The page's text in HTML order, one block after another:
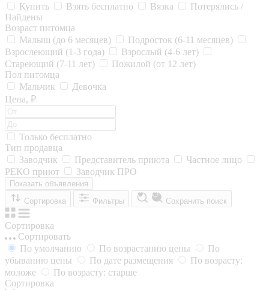
Купить
Взять бесплатно Вязка
Потерялись /
Найдены
Возраст питомца
Малыш (до 6 месяцев)
Подросток (6-11 месяцев)
Взрослеющий (1-3 года)
Взрослый (4-6 лет)
Стареющий (7-11 лет)
Пожилой (от 12 лет)
Пол питомца
Мальчик
Девочка
Цена, ₽
Только бесплатно
Тип продавца
Заводчик
Представитель приюта
Частное лицо
РЕКО приют
Заводчик ПРО
Показать объявления
Сортировка
Фильтры Сохранить поиск
Сортировка
Сортировать
По умолчанию
По возрастанию цены
По
убыванию цены
По дате размещения
По возрасту:
моложе
По возрасту: старше
Сортировка